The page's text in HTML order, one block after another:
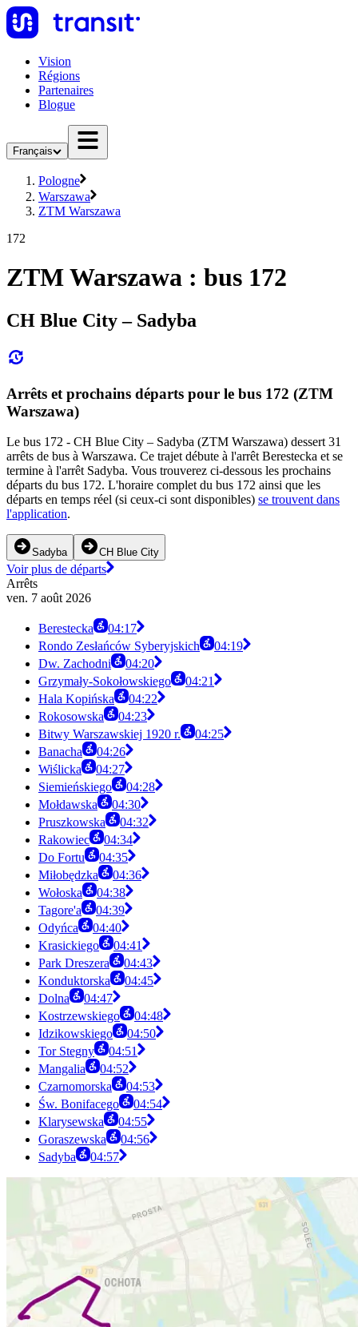
Vision
Régions
Partenaires
Blogue
Français
Pologne
Warszawa
ZTM Warszawa
172
ZTM Warszawa : bus 172
CH Blue City – Sadyba
Arrêts et prochains départs pour le bus 172 (ZTM
Warszawa)
Le bus 172 - CH Blue City – Sadyba (ZTM Warszawa) dessert 31
arrêts de bus à Warszawa. Ce trajet débute à l'arrêt Berestecka et se
termine à l'arrêt Sadyba. Vous trouverez ci-dessous les prochains
départs du bus 172. L'horaire complet du bus 172 ainsi que les
départs en temps réel (si ceux-ci sont disponibles) se trouvent dans
l'application.
Sadyba CH Blue City
Voir plus de départs
Arrêts
ven. 7 août 2026
Berestecka
04:17
Rondo Zesłańców Syberyjskich
04:19
Dw. Zachodni
04:20
Grzymały-Sokołowskiego
04:21
Hala Kopińska
04:22
Rokosowska
04:23
Bitwy Warszawskiej 1920 r.
04:25
Banacha
04:26
Wiślicka
04:27
Siemieńskiego
04:28
Mołdawska
04:30
Pruszkowska
04:32
Rakowiec
04:34
Do Fortu
04:35
Miłobędzka
04:36
Wołoska
04:38
Tagore'a
04:39
Odyńca
04:40
Krasickiego
04:41
Park Dreszera
04:43
Konduktorska
04:45
Dolna
04:47
Kostrzewskiego
04:48
Idzikowskiego
04:50
Tor Stegny
04:51
Mangalia
04:52
Czarnomorska
04:53
Św. Bonifacego
04:54
Klarysewska
04:55
Goraszewska
04:56
Sadyba
04:57